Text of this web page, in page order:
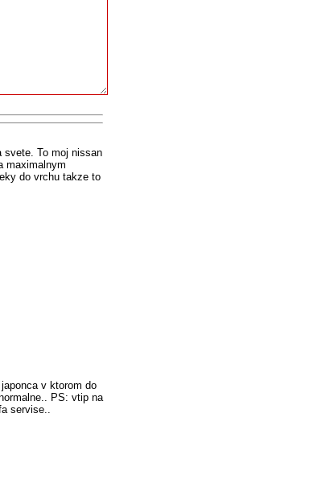
svete. To moj nissan
maximalnym
do vrchu takze to
v ktorom do
PS: vtip na
servise..